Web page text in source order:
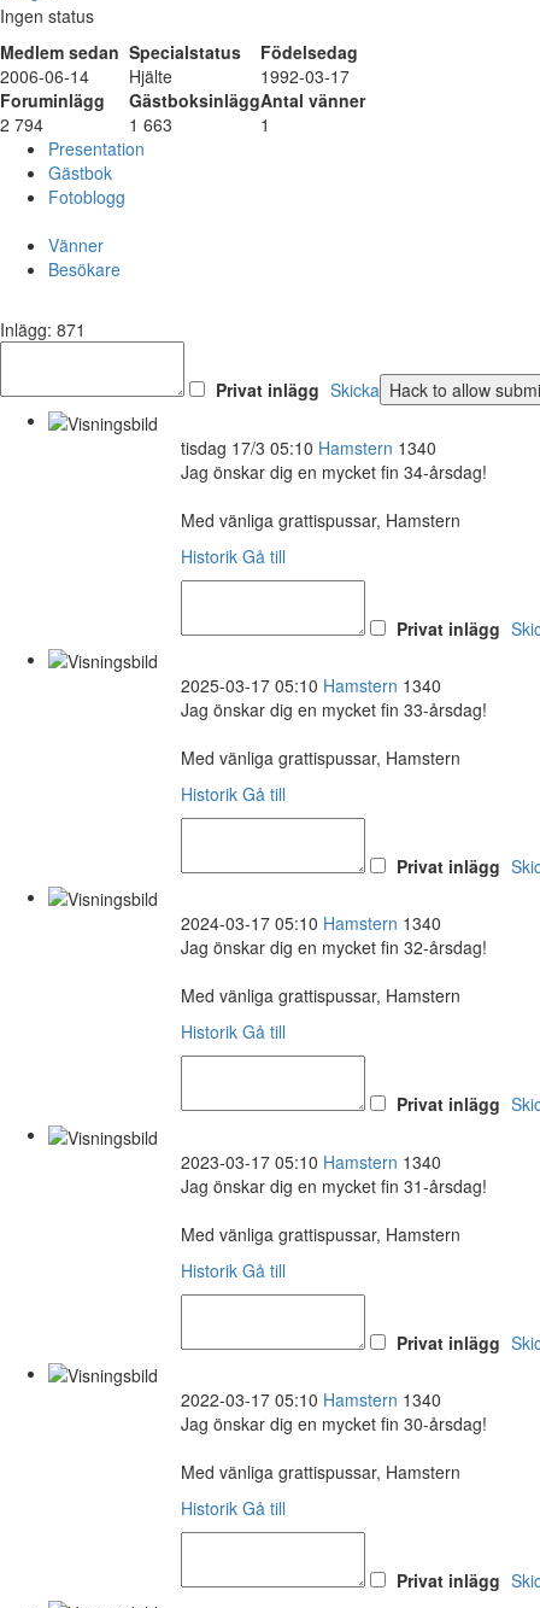
Ingen status
Medlem sedan Specialstatus
Födelsedag
2006-06-14
Hjälte
1992-03-17
Foruminlägg
GästboksinläggAntal vänner
2 794
1 663
1
Presentation
Gästbok
Fotoblogg
Vänner
Besökare
Inlägg: 871
Privat inlägg Skicka
tisdag 17/3 05:10 Hamstern 1340
Jag önskar dig en mycket fin 34-årsdag!
Med vänliga grattispussar, Hamstern
Historik Gå till
Privat inlägg
2025-03-17 05:10 Hamstern 1340
Jag önskar dig en mycket fin 33-årsdag!
Med vänliga grattispussar, Hamstern
Historik Gå till
Privat inlägg
2024-03-17 05:10 Hamstern 1340
Jag önskar dig en mycket fin 32-årsdag!
Med vänliga grattispussar, Hamstern
Historik Gå till
Privat inlägg
2023-03-17 05:10 Hamstern 1340
Jag önskar dig en mycket fin 31-årsdag!
Med vänliga grattispussar, Hamstern
Historik Gå till
Privat inlägg
2022-03-17 05:10 Hamstern 1340
Jag önskar dig en mycket fin 30-årsdag!
Med vänliga grattispussar, Hamstern
Historik Gå till
Privat inlägg